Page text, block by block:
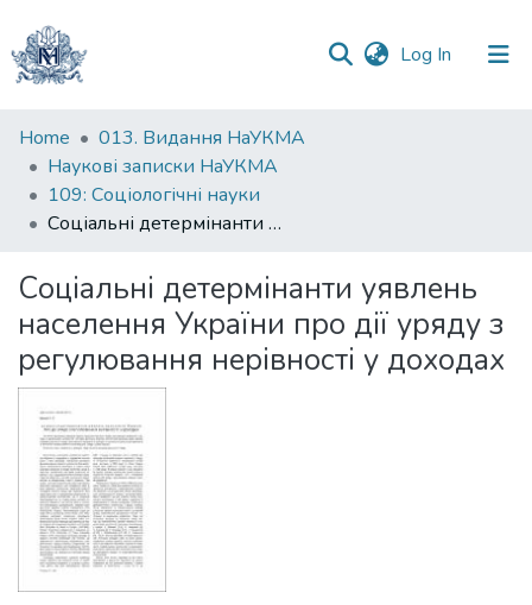
Log In (current)
Communities
&
Collections
All of DSpace
Statistics
Home
013. Видання НаУКМА
Наукові записки НаУКМА
109: Соціологічні науки
Соціальні детермінанти уявлень населення України про дії уряду з регулювання нерівності у доходах
Соціальні детермінанти уявлень
населення України про дії уряду з
регулювання нерівності у доходах